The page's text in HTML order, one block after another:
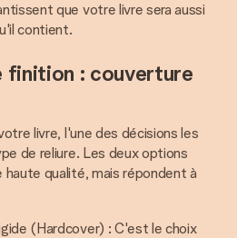
que votre livre sera aussi
contient.
finition : couverture
livre, l'une des décisions les
de reliure. Les deux options
qualité, mais répondent à
(Hardcover) : C'est le choix